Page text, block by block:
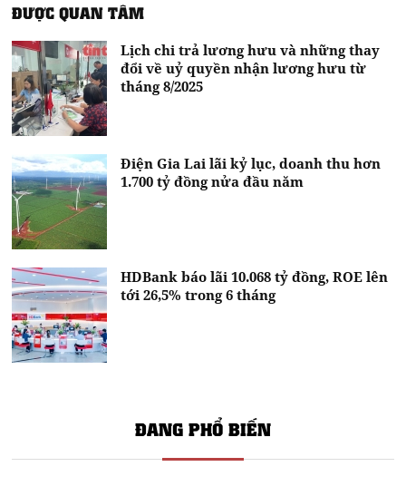
ĐƯỢC QUAN TÂM
Lịch chi trả lương hưu và những thay
đổi về uỷ quyền nhận lương hưu từ
tháng 8/2025
Điện Gia Lai lãi kỷ lục, doanh thu hơn
1.700 tỷ đồng nửa đầu năm
HDBank báo lãi 10.068 tỷ đồng, ROE lên
tới 26,5% trong 6 tháng
ĐANG PHỔ BIẾN